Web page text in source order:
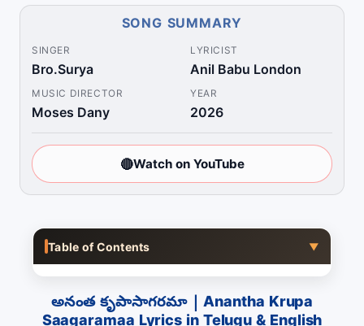
SONG SUMMARY
SINGER
Bro.Surya
LYRICIST
Anil Babu London
MUSIC DIRECTOR
Moses Dany
YEAR
2026
🔴Watch on YouTube
Table of Contents ▼
అనంత కృపాసాగరమా | Anantha Krupa